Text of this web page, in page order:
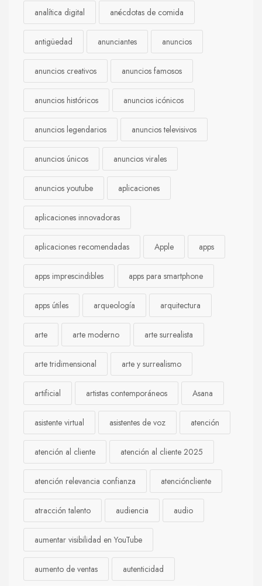
analítica digital anécdotas de comida
antigüedad anunciantes anuncios
anuncios creativos anuncios famosos
anuncios históricos anuncios icónicos
anuncios legendarios anuncios televisivos
anuncios únicos anuncios virales
anuncios youtube aplicaciones
aplicaciones innovadoras
aplicaciones recomendadas Apple apps
apps imprescindibles apps para smartphone
apps útiles arqueología arquitectura
arte arte moderno arte surrealista
arte tridimensional arte y surrealismo
artificial artistas contemporáneos Asana
asistente virtual asistentes de voz atención
atención al cliente atención al cliente 2025
atención relevancia confianza atencióncliente
atracción talento audiencia audio
aumentar visibilidad en YouTube
aumento de ventas autenticidad